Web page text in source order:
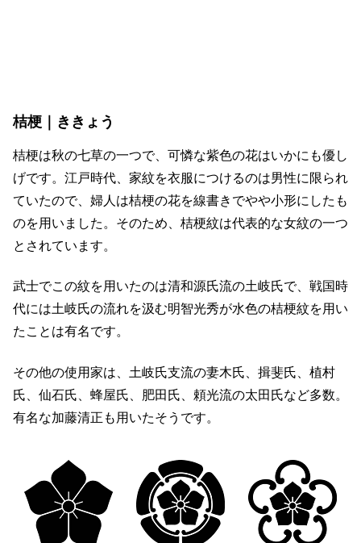
桔梗｜ききょう
桔梗は秋の七草の一つで、可憐な紫色の花はいかにも優し
げです。江戸時代、家紋を衣服につけるのは男性に限られ
ていたので、婦人は桔梗の花を線書きでやや小形にしたも
のを用いました。そのため、桔梗紋は代表的な女紋の一つ
とされています。
武士でこの紋を用いたのは清和源氏流の土岐氏で、戦国時
代には土岐氏の流れを汲む明智光秀が水色の桔梗紋を用い
たことは有名です。
その他の使用家は、土岐氏支流の妻木氏、揖斐氏、植村
氏、仙石氏、蜂屋氏、肥田氏、頼光流の太田氏など多数。
有名な加藤清正も用いたそうです。